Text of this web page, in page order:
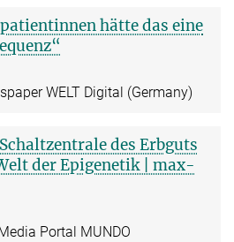
hätte das eine
WELT Digital (Germany)
des Erbguts
der Epigenetik | max-
Portal MUNDO